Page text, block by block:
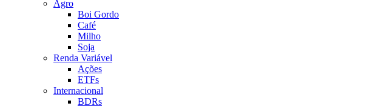
Agro
Boi Gordo
Café
Milho
Soja
Renda Variável
Ações
ETFs
Internacional
BDRs